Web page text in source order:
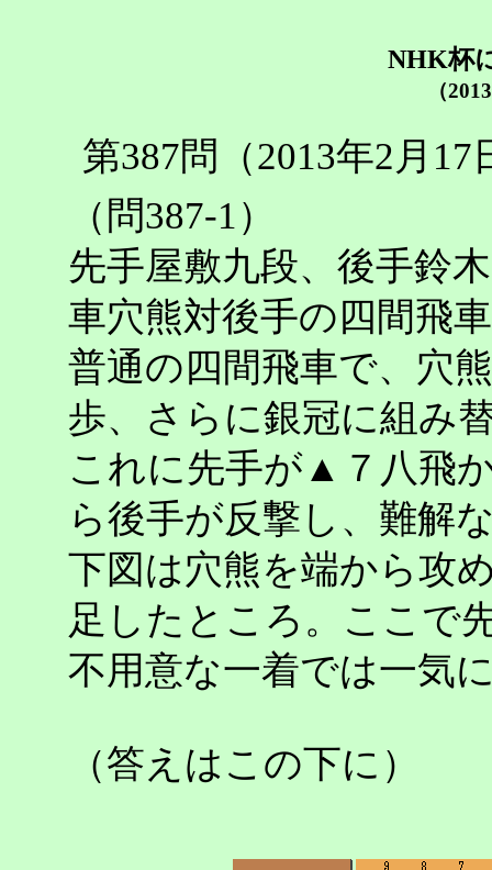
NHK杯
（
第387問（2013年2月
（問387-1）
先手屋敷九段、後手鈴
車穴熊対後手の四間飛
普通の四間飛車で、穴
歩、さらに銀冠に組み
これに先手が▲７八飛
ら後手が反撃し、難解
下図は穴熊を端から攻
足したところ。ここで
不用意な一着では一気
（答えはこの下に）